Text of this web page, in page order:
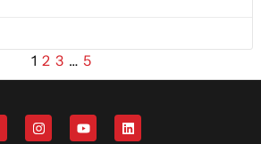
1 2 3 … 5